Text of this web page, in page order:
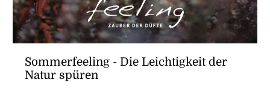
Sommerfeeling - Die Leichtigkeit der
Natur spüren